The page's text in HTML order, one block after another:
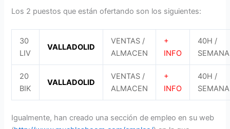
Los 2 puestos que están ofertando son los siguientes:
30
LIV
VALLADOLID
VENTAS /
ALMACEN
+
INFO
40H /
SEMANA
20
BIK
VALLADOLID
VENTAS /
ALMACEN
+
INFO
40H /
SEMANA
Igualmente, han creado una sección de empleo en su web